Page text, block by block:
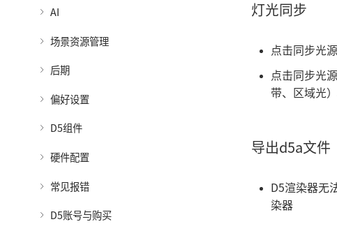
AI
场景资源管理
后期
偏好设置
D5组件
硬件配置
常见报错
D5账号与购买
灯光同步
点击同步光
点击同步光
带、区域光
导出d5a文件
D5渲染器无
染器